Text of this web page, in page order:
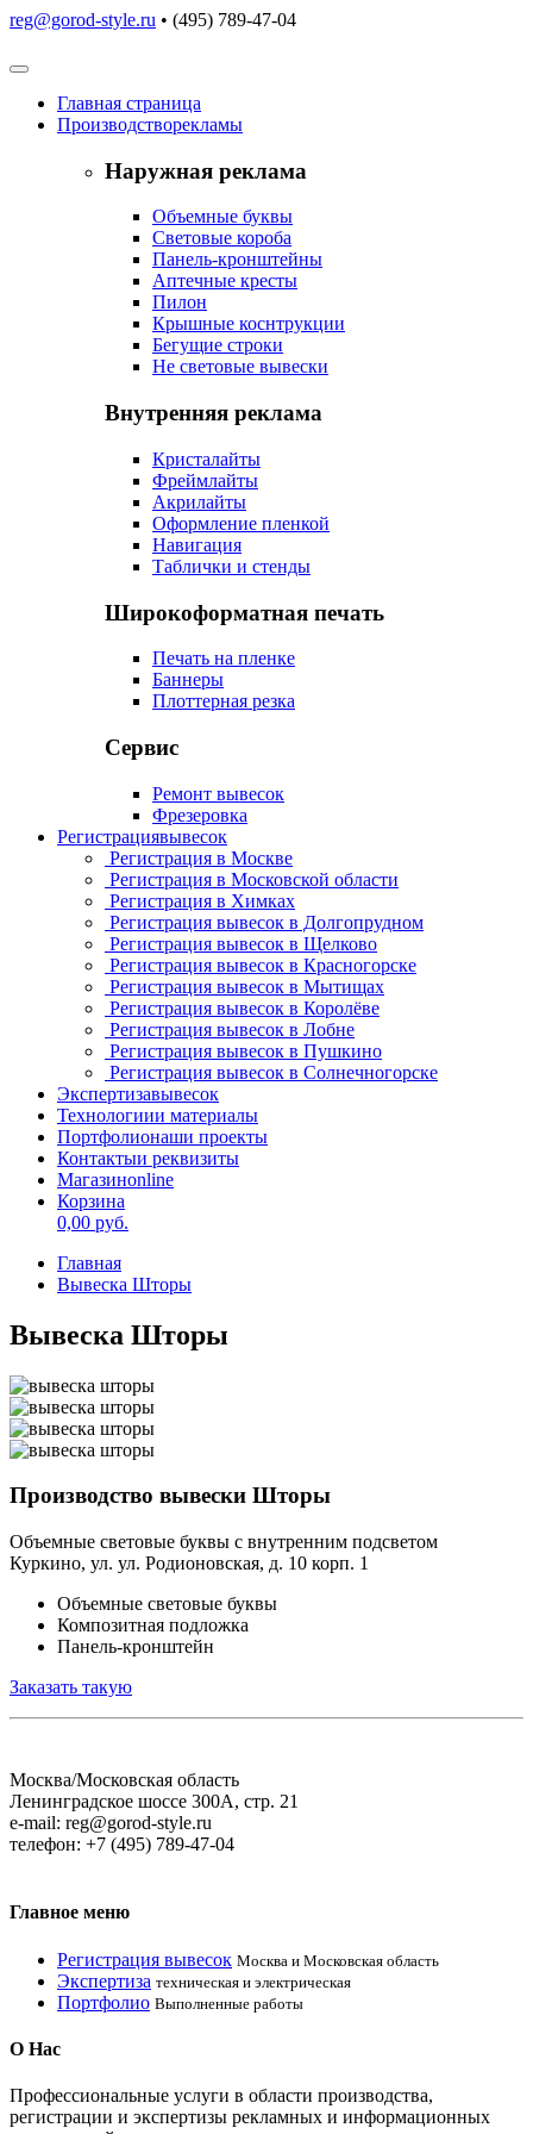
reg@gorod-style.ru • (495) 789-47-04
Главная страница
Производстворекламы
Наружная реклама
Объемные буквы
Световые короба
Панель-кронштейны
Аптечные кресты
Пилон
Крышные коснтрукции
Бегущие строки
Не световые вывески
Внутренняя реклама
Кристалайты
Фреймлайты
Акрилайты
Оформление пленкой
Навигация
Таблички и стенды
Широкоформатная печать
Печать на пленке
Баннеры
Плоттерная резка
Сервис
Ремонт вывесок
Фрезеровка
Регистрациявывесок
Регистрация в Москве
Регистрация в Московской области
Регистрация в Химках
Регистрация вывесок в Долгопрудном
Регистрация вывесок в Щелково
Регистрация вывесок в Красногорске
Регистрация вывесок в Мытищах
Регистрация вывесок в Королёве
Регистрация вывесок в Лобне
Регистрация вывесок в Пушкино
Регистрация вывесок в Солнечногорске
Экспертизавывесок
Технологиии материалы
Портфолионаши проекты
Контактыи реквизиты
Магазинonline
Корзина
0,00 руб.
Главная
Вывеска Шторы
Вывеска Шторы
Производство вывески Шторы
Объемные световые буквы с внутренним подсветом
Куркино, ул. ул. Родионовская, д. 10 корп. 1
Объемные световые буквы
Композитная подложка
Панель-кронштейн
Заказать такую
Москва/Московская область
Ленинградское шоссе 300А, стр. 21
e-mail: reg@gorod-style.ru
телефон: +7 (495) 789-47-04
Главное меню
Регистрация вывесок Москва и Московская область
Экспертиза техническая и электрическая
Портфолио Выполненные работы
О Нас
Профессиональные услуги в области производcтва,
регистрации и экспертизы рекламных и информационных